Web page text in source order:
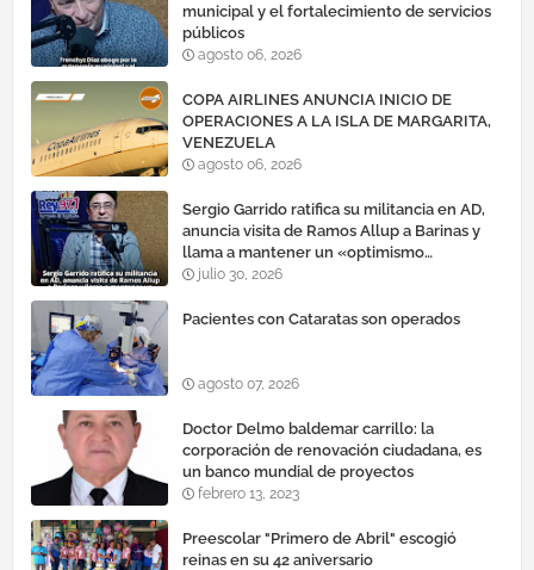
municipal y el fortalecimiento de servicios
públicos
agosto 06, 2026
COPA AIRLINES ANUNCIA INICIO DE
OPERACIONES A LA ISLA DE MARGARITA,
VENEZUELA
agosto 06, 2026
Sergio Garrido ratifica su militancia en AD,
anuncia visita de Ramos Allup a Barinas y
llama a mantener un «optimismo
cauteloso»
julio 30, 2026
Pacientes con Cataratas son operados
agosto 07, 2026
Doctor Delmo baldemar carrillo: la
corporación de renovación ciudadana, es
un banco mundial de proyectos
febrero 13, 2023
Preescolar "Primero de Abril" escogió
reinas en su 42 aniversario